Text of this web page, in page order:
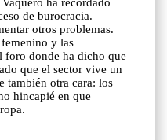
de burocracia.
otros problemas.
y las
foro donde ha dicho que
que el sector vive un
también otra cara: los
hincapié en que